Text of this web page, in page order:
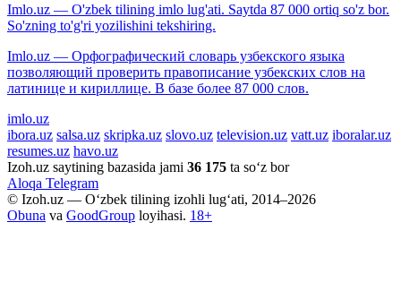
Imlo.uz — O'zbek tilining imlo lug'ati. Saytda 87 000 ortiq so'z bor.
So'zning to'g'ri yozilishini tekshiring.
Imlo.uz — Орфографический словарь узбекского языка
позволяющий проверить правописание узбекских слов на
латинице и кириллице. В базе более 87 000 слов.
imlo.uz
ibora.uz salsa.uz skripka.uz slovo.uz television.uz vatt.uz iboralar.uz
resumes.uz havo.uz
Izoh.uz saytining bazasida jami 36 175 ta so‘z bor
Aloqa Telegram
© Izoh.uz — O‘zbek tilining izohli lug‘ati, 2014–2026
Obuna va GoodGroup loyihasi. 18+